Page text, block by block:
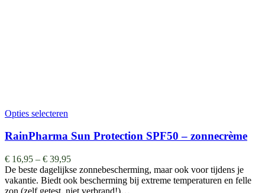
Opties selecteren
RainPharma Sun Protection SPF50 – zonnecrème
€ 16,95 – € 39,95
De beste dagelijkse zonnebescherming, maar ook voor tijdens je
vakantie. Biedt ook bescherming bij extreme temperaturen en felle
zon (zelf getest, niet verbrand!)…